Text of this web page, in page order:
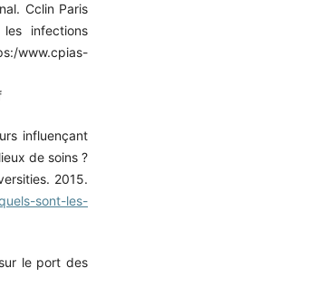
Cclin Paris
infections
www.cpias-
influençant
de soins ?
2015.
sont-les-
le port des